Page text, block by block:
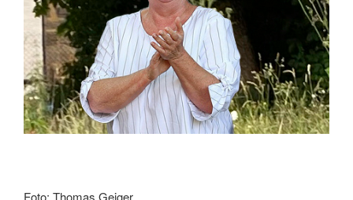
Foto: Thomas Geiger